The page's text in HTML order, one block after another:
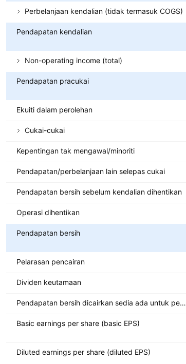
Perbelanjaan kendalian (tidak termasuk COGS)
Pendapatan kendalian
Non-operating income (total)
Pendapatan pracukai
Ekuiti dalam perolehan
Cukai-cukai
Kepentingan tak mengawal/minoriti
Pendapatan/perbelanjaan lain selepas cukai
Pendapatan bersih sebelum kendalian dihentikan
Operasi dihentikan
Pendapatan bersih
Pelarasan pencairan
Dividen keutamaan
Pendapatan bersih dicairkan sedia ada untuk pemegang saham biasa
Basic earnings per share (basic EPS)
Diluted earnings per share (diluted EPS)